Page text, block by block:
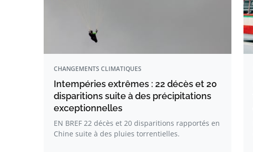
CHANGEMENTS CLIMATIQUES
Intempéries extrêmes : 22 décès et 20
disparitions suite à des précipitations
exceptionnelles
EN BREF 22 décès et 20 disparitions rapportés en
Chine suite à des pluies torrentielles.